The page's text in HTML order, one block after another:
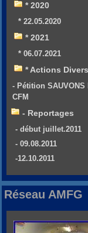
* 2020
* 22.05.2020
* 2021
* 06.07.2021
* Actions Divers
- Pétition SAUVONS
CFM
- Reportages
- début juillet.2011
- 09.08.2011
-12.10.2011
Réseau AMFG